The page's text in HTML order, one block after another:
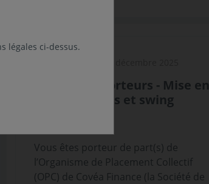
Lettre aux porteurs - Mise en
place de gates et swing
Vous êtes porteur de part(s) de
l’Organisme de Placement Collectif
(OPC) de Covéa Finance (la Société de
légales ci-dessus.